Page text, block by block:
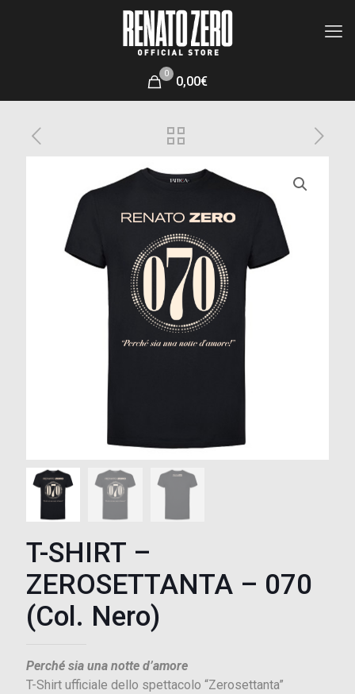
0
0,00€
T-SHIRT –
ZEROSETTANTA – 070
(Col. Nero)
Perché sia una notte d’amore
T-Shirt ufficiale dello spettacolo “Zerosettanta”